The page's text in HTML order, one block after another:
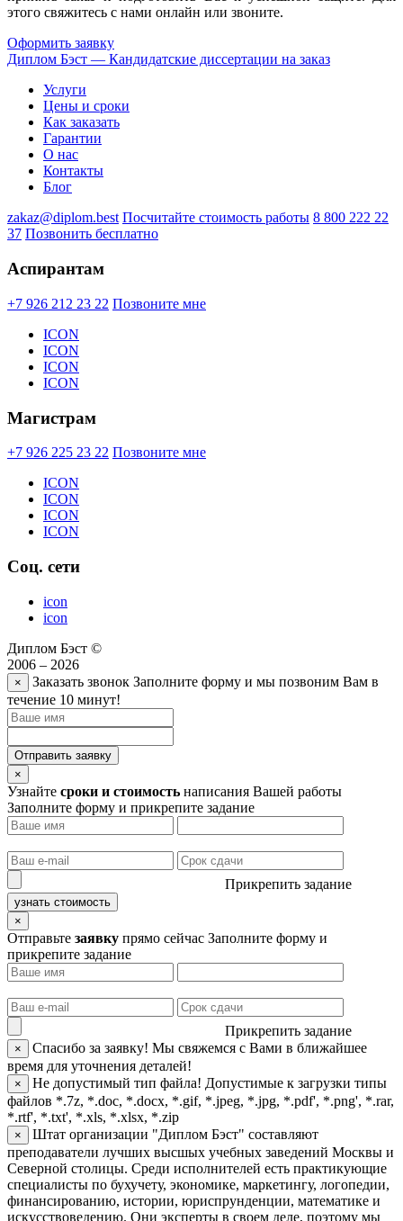
этого свяжитесь с нами онлайн или звоните.
Оформить заявку
Диплом Бэст — Кандидатские диссертации на заказ
Услуги
Цены и сроки
Как заказать
Гарантии
О нас
Контакты
Блог
zakaz@diplom.best Посчитайте стоимость работы 8 800 222 22
37 Позвонить бесплатно
Аспирантам
+7 926 212 23 22 Позвоните мне
ICON
ICON
ICON
ICON
Магистрам
+7 926 225 23 22 Позвоните мне
ICON
ICON
ICON
ICON
Соц. сети
icon
icon
Диплом Бэст ©
2006 – 2026
× Заказать звонок Заполните форму и мы позвоним Вам в
течение 10 минут!
Отправить заявку
×
Узнайте сроки и стоимость написания Вашей работы
Заполните форму и прикрепите задание
Прикрепить задание
узнать стоимость
×
Отправьте заявку прямо сейчас Заполните форму и
прикрепите задание
Прикрепить задание
× Спасибо за заявку! Мы свяжемся с Вами в ближайшее
время для уточнения деталей!
× Не допустимый тип файла! Допустимые к загрузки типы
файлов *.7z, *.doc, *.docx, *.gif, *.jpeg, *.jpg, *.pdf', *.png', *.rar,
*.rtf', *.txt', *.xls, *.xlsx, *.zip
×
Штат организации "Диплом Бэст" составляют
преподаватели лучших высшых учебных заведений Москвы и
Северной столицы. Среди исполнителей есть практикующие
специалисты по бухучету, экономике, маркетингу, логопедии,
финансированию, истории, юриспрунденции, математике и
искусствоведению. Они эксперты в своем деле, поэтому мы